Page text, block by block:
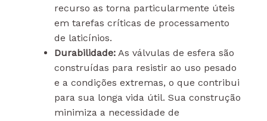
recurso as torna particularmente úteis
em tarefas críticas de processamento
de laticínios.
Durabilidade:As válvulas de esfera são
construídas para resistir ao uso pesado
e a condições extremas, o que contribui
para sua longa vida útil. Sua construção
minimiza a necessidade de